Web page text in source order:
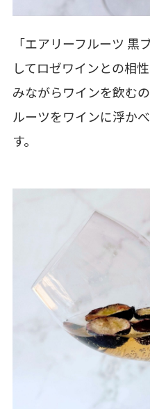
「エアリーフルーツ 黒
してロゼワインとの相
みながらワインを飲む
ルーツをワインに浮か
す。